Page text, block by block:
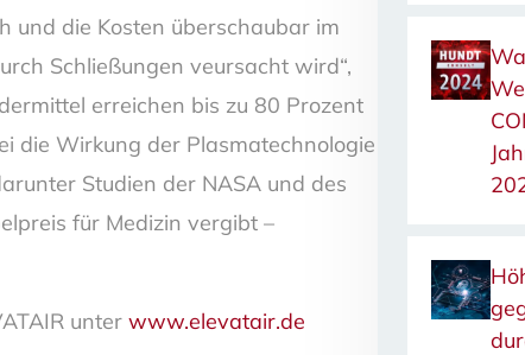
und die Kosten überschaubar im
Schließungen veursacht wird“,
erreichen bis zu 80 Prozent
die Wirkung der Plasmatechnologie
Studien der NASA und des
für Medizin vergibt –
unter www.elevatair.de